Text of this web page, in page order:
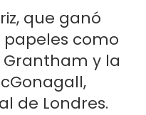
que ganó
papeles como
y la
de Londres.